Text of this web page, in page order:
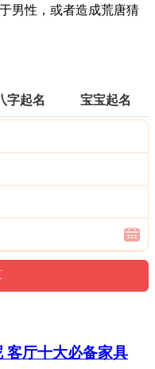
男性，或者造成荒唐猜
字起名 宝宝起名
客厅十大必备家具